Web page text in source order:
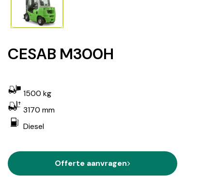
CESAB M300H
1500 kg
3170 mm
Diesel
Offerte aanvragen